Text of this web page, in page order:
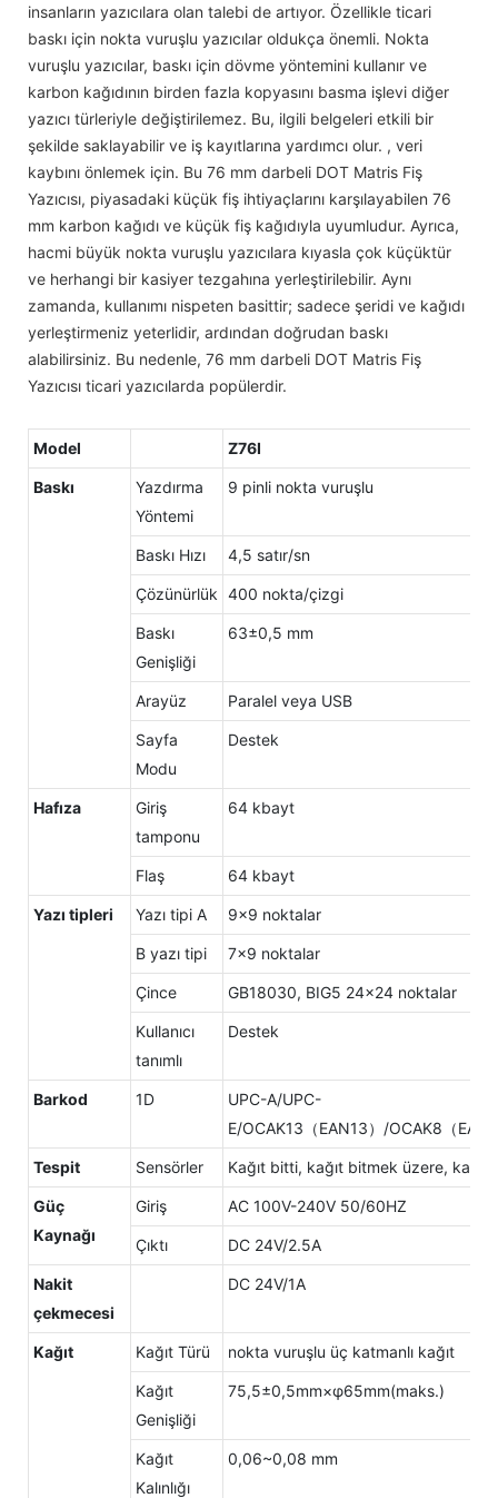
insanların yazıcılara olan talebi de artıyor. Özellikle ticari
baskı için nokta vuruşlu yazıcılar oldukça önemli. Nokta
vuruşlu yazıcılar, baskı için dövme yöntemini kullanır ve
karbon kağıdının birden fazla kopyasını basma işlevi diğer
yazıcı türleriyle değiştirilemez. Bu, ilgili belgeleri etkili bir
şekilde saklayabilir ve iş kayıtlarına yardımcı olur. , veri
kaybını önlemek için. Bu 76 mm darbeli DOT Matris Fiş
Yazıcısı, piyasadaki küçük fiş ihtiyaçlarını karşılayabilen 76
mm karbon kağıdı ve küçük fiş kağıdıyla uyumludur. Ayrıca,
hacmi büyük nokta vuruşlu yazıcılara kıyasla çok küçüktür
ve herhangi bir kasiyer tezgahına yerleştirilebilir. Aynı
zamanda, kullanımı nispeten basittir; sadece şeridi ve kağıdı
yerleştirmeniz yeterlidir, ardından doğrudan baskı
alabilirsiniz. Bu nedenle, 76 mm darbeli DOT Matris Fiş
Yazıcısı ticari yazıcılarda popülerdir.
Model Z76I
Baskı
Yazdırma
Yöntemi
9 pinli nokta vuruşlu
Baskı Hızı 4,5 satır/sn
Çözünürlük 400 nokta/çizgi
Baskı
Genişliği
63±0,5 mm
Arayüz Paralel veya USB
Sayfa
Modu
Destek
Hafıza
Giriş
tamponu
64 kbayt
Flaş 64 kbayt
Yazı tipleri Yazı tipi A 9x9 noktalar
B yazı tipi 7x9 noktalar
Çince GB18030, BIG5 24x24 noktalar
Kullanıcı
tanımlı
Destek
Barkod 1D
UPC-A/UPC-
E/OCAK13（EAN13）/OCAK8（
Tespit Sensörler Kağıt bitti, kağıt bitmek üzere, kapak
Güç
Kaynağı
Giriş AC 100V-240V 50/60HZ
Çıktı DC 24V/2.5A
Nakit
çekmecesi
DC 24V/1A
Kağıt Kağıt Türü nokta vuruşlu üç katmanlı kağıt
Kağıt
Genişliği
75,5±0,5mm×φ65mm(maks.)
Kağıt
Kalınlığı
0,06~0,08 mm